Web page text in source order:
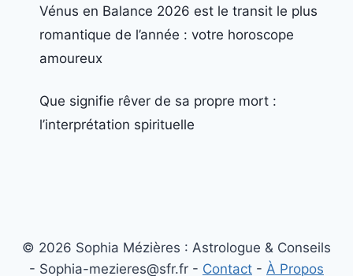
Vénus en Balance 2026 est le transit le plus
romantique de l’année : votre horoscope
amoureux
Que signifie rêver de sa propre mort :
l’interprétation spirituelle
© 2026 Sophia Mézières : Astrologue & Conseils
- Sophia-mezieres@sfr.fr - Contact - À Propos